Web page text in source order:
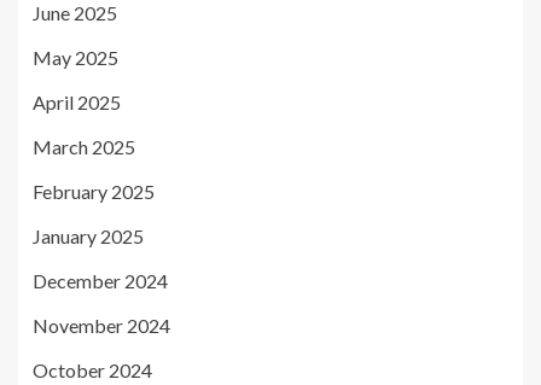
June 2025
May 2025
April 2025
March 2025
February 2025
January 2025
December 2024
November 2024
October 2024